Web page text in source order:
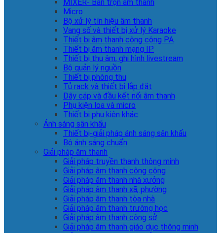
MIXER- Bàn trộn âm thanh
Micro
Bộ xử lý tín hiệu âm thanh
Vang số và thiết bị xử lý Karaoke
Thiết bị âm thanh công cộng PA
Thiết bị âm thanh mạng IP
Thiết bị thu âm, ghi hình livestream
Bộ quản lý nguồn
Thiết bị phòng thu
Tủ rack và thiết bị lắp đặt
Dây cáp và đầu kết nối âm thanh
Phụ kiện loa và micro
Thiết bị phụ kiện khác
Ánh sáng sân khấu
Thiết bị-giải pháp ánh sáng sân khấu
Bộ ánh sáng chuẩn
Giải pháp âm thanh
Giải pháp truyền thanh thông minh
Giải pháp âm thanh công cộng
Giải pháp âm thanh nhà xưởng
Giải pháp âm thanh xã, phường
Giải pháp âm thanh tòa nhà
Giải pháp âm thanh trường học
Giải pháp âm thanh công sở
Giải pháp âm thanh giáo dục thông minh